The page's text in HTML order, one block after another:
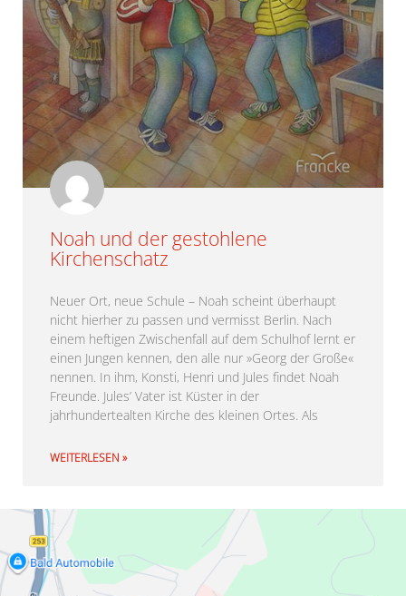
Noah und der gestohlene
Kirchenschatz
Neuer Ort, neue Schule – Noah scheint überhaupt
nicht hierher zu passen und vermisst Berlin. Nach
einem heftigen Zwischenfall auf dem Schulhof lernt er
einen Jungen kennen, den alle nur »Georg der Große«
nennen. In ihm, Konsti, Henri und Jules findet Noah
Freunde. Jules’ Vater ist Küster in der
jahrhundertealten Kirche des kleinen Ortes. Als
WEITERLESEN »